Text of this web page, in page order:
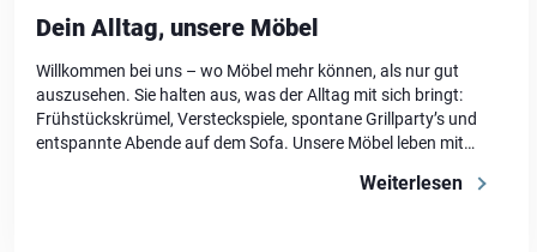
Dein Alltag, unsere Möbel
Willkommen bei uns – wo Möbel mehr können, als nur gut
auszusehen. Sie halten aus, was der Alltag mit sich bringt:
Frühstückskrümel, Versteckspiele, spontane Grillparty’s und
entspannte Abende auf dem Sofa. Unsere Möbel leben mit
Familienmomente, Feierabende und alles dazwischen. Vom
Weiterlesen